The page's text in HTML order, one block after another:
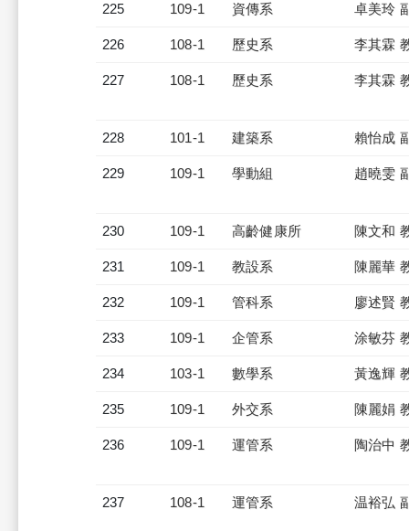
225 109-1 資傳系 卓美玲
226 108-1 歷史系 李其霖
227 108-1 歷史系 李其霖
228 101-1 建築系 賴怡成
229 109-1 學動組 趙曉雯
230 109-1 高齡健康所 陳文和
231 109-1 教設系 陳麗華
232 109-1 管科系 廖述賢
233 109-1 企管系 涂敏芬
234 103-1 數學系 黃逸輝
235 109-1 外交系 陳麗娟
236 109-1 運管系 陶治中
237 108-1 運管系 温裕弘